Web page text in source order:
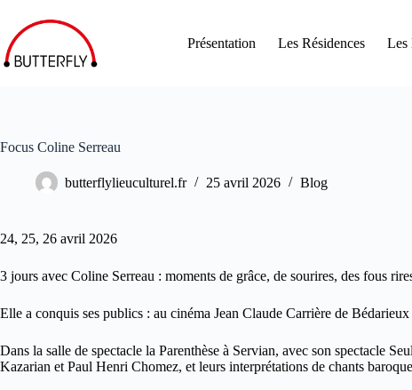
Présentation Les Résidences Les
Focus Coline Serreau
butterflylieuculturel.fr 25 avril 2026 Blog
24, 25, 26 avril 2026
3 jours avec Coline Serreau : moments de grâce, de sourires, des fous
Elle a conquis ses publics : au cinéma Jean Claude Carrière de
Dans la salle de spectacle la Parenthèse à Servian, avec son spectacle
Kazarian et Paul Henri Chomez, et leurs interprétations de chants